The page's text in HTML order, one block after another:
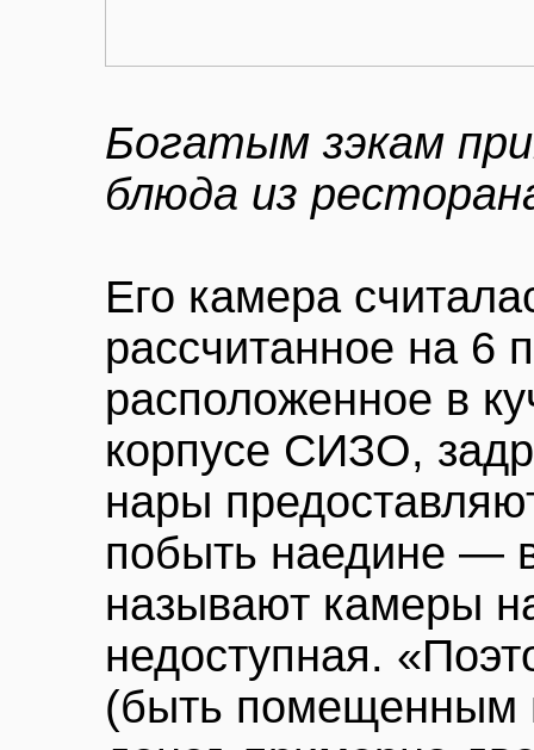
Богатым зэкам
блюда из
Его камера
рассчитанное на 6
расположенное в
корпусе СИЗО,
нары
побыть наедине —
называют камеры
недоступная.
(быть помещенным